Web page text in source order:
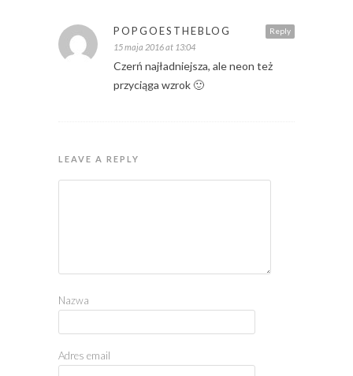
Reply
POPGOESTHEBLOG
15 maja 2016 at 13:04
Czerń najładniejsza, ale neon też
przyciąga wzrok 🙂
LEAVE A REPLY
Nazwa
Adres email